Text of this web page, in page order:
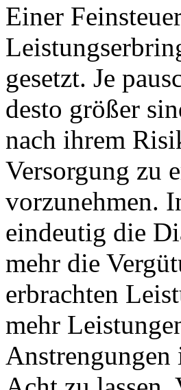
Einer
gesetzt. Je
desto größer
nach ihrem
Versorgung zu
vorzunehmen.
eindeutig die
mehr die
erbrachten
mehr